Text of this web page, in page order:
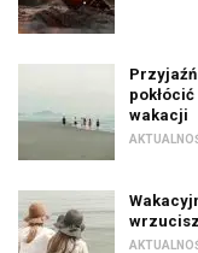
wakacji